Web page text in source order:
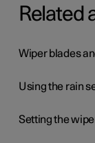
Related
Wiper blades
Using the rain
Setting the